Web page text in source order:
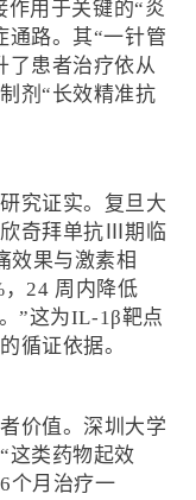
作用于关键的“炎
通路。其“一针管
了患者治疗依从
剂“长效精准抗
究证实。复旦大
奇拜单抗Ⅲ期临
效果与激素相
24 周内降低
”这为IL-1β靶点
循证依据。
价值。深圳大学
这类药物起效
个月治疗一